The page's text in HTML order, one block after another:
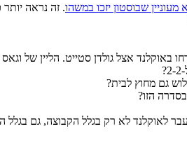
מעוניין שבוסטון יזכו במשהו
הקבוצה, גם בגלל הקירבה לסיליקון ואלי. יש לו השקעות ב-30 חברות